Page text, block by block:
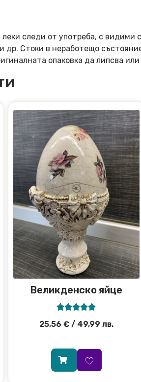
следи от употреба, с
др. Стоки в неработещо
опаковка да липсва
Великденско яйце

25,56 €/ 49,99 лв.